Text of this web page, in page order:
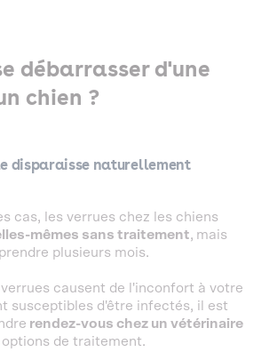
débarrasser d'une
chien ?
disparaisse naturellement
cas, les verrues chez les chiens
mêmes sans traitement, mais
plusieurs mois.
causent de l'inconfort à votre
susceptibles d'être infectés, il est
rendez-vous chez un vétérinaire
de traitement.